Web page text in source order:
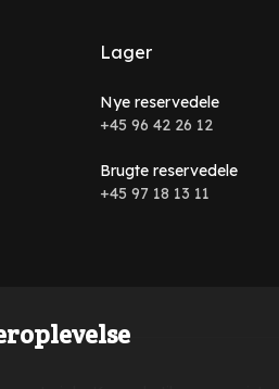
Lager
Nye reservedele
+45 96 42 26 12
Brugte reservedele
+45 97 18 13 11